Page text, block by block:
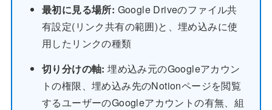
最初に見る場所: Google Driveのファイル共
有設定(リンク共有の範囲)と、埋め込みに使
用したリンクの種類
切り分けの軸: 埋め込み元のGoogleアカウン
トの権限、埋め込み先のNotionページを閲覧
するユーザーのGoogleアカウントの有無、組